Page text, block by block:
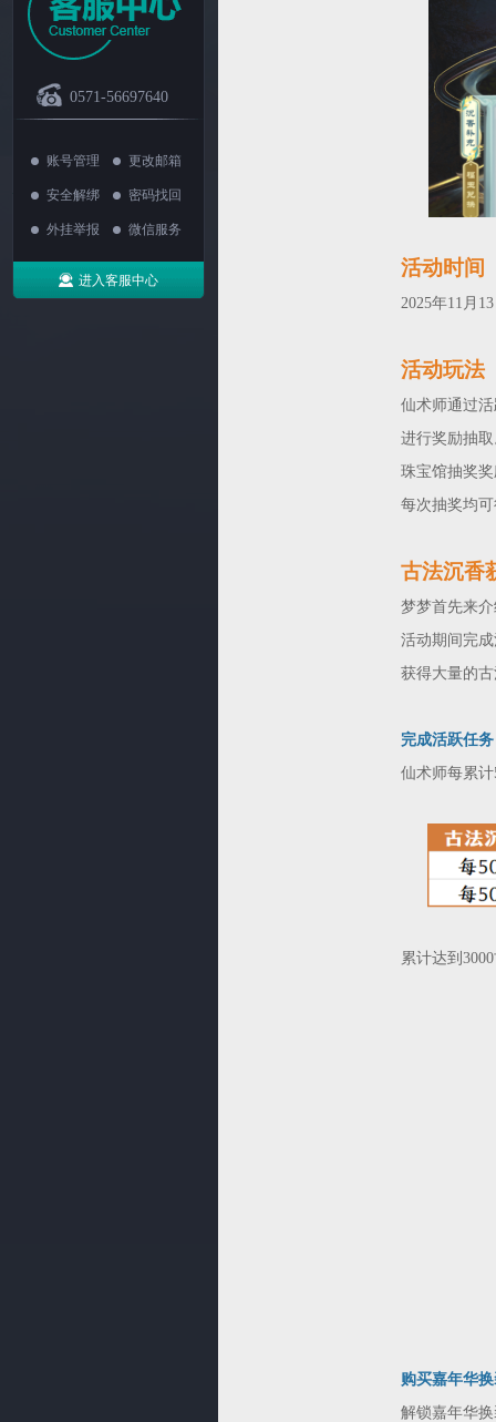
0571-56697640
账号管理 更改邮箱
安全解绑 密码找回
外挂举报 微信服务
进入客服中心
活动时间
2025年11月
活动玩法
仙术师通过
进行奖励抽
珠宝馆抽奖
每次抽奖均
古法沉香
梦梦首先来
活动期间完
获得大量的
完成活跃任务
仙术师每累
累计达到
购买嘉年华
解锁嘉年华